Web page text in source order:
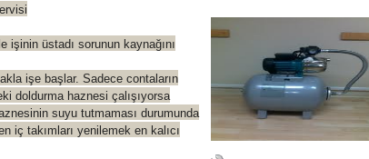
üstadı sorunun kaynağını
işe başlar. Sadece contaların
doldurma haznesi çalışıyorsa
suyu tutmaması durumunda
iç takımları yenilemek en kalıcı